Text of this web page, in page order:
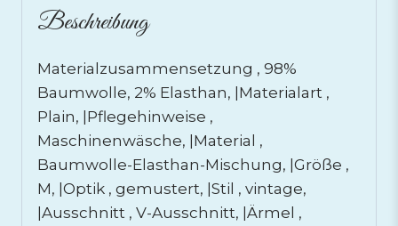
Beschreibung
Materialzusammensetzung , 98%
Baumwolle, 2% Elasthan, |Materialart ,
Plain, |Pflegehinweise ,
Maschinenwäsche, |Material ,
Baumwolle-Elasthan-Mischung, |Größe ,
M, |Optik , gemustert, |Stil , vintage,
|Ausschnitt , V-Ausschnitt, |Ärmel ,